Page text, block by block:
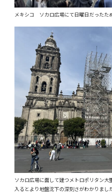
メキシコ ソカロ広場にて日曜日だったた
ソカロ広場に面して建つメトロポリタン
入るとより地盤沈下の深刻さがわかりまし